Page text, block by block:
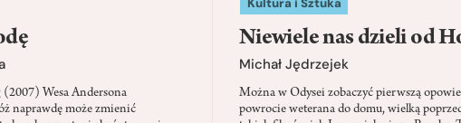
Wesa Andersona
naprawdę może zmienić
Niewiele nas dzieli od
Michał Jędrzejek
Można w Odysei zobaczyć pierwszą
powrocie weterana do domu, wielką